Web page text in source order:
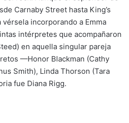
Carnaby Street hasta King’s
vérsela incorporando a Emma
intérpretes que acompañaron
en aquella singular pareja
—Honor Blackman (Cathy
Smith), Linda Thorson (Tara
fue Diana Rigg.